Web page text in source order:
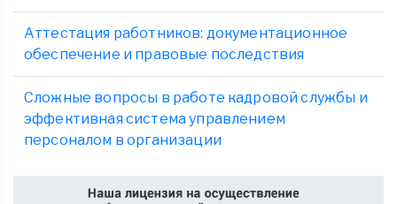
Аттестация работников: документационное
обеспечение и правовые последствия
Сложные вопросы в работе кадровой службы и
эффективная система управлением
персоналом в организации